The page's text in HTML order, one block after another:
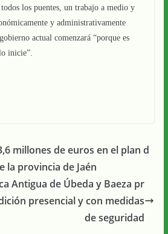
los puentes, un trabajo a medio y
y administrativamente
actual comenzará “porque es
inicie”.
millones de euros en el plan d
la provincia de Jaén
Antigua de Úbeda y Baeza pr
presencial y con medidas
de seguridad